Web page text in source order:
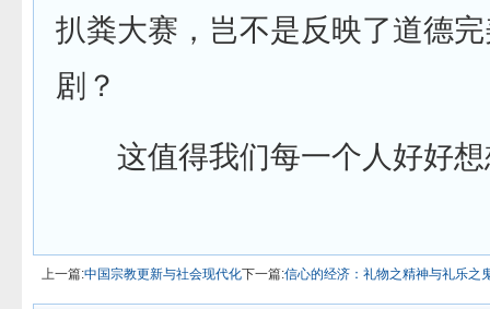
扒粪大赛，岂不是反映了道德
剧？
这值得我们每一个人好好想
上一篇:中国宗教更新与社会现代化下一篇:信心的经济：礼物之精神与礼乐之